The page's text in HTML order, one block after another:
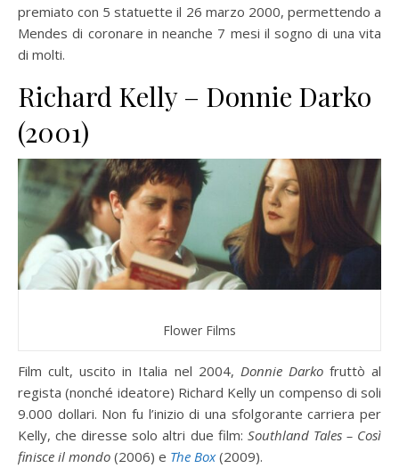
premiato con 5 statuette il 26 marzo 2000, permettendo a
Mendes di coronare in neanche 7 mesi il sogno di una vita
di molti.
Richard Kelly – Donnie Darko
(2001)
Flower Films
Film cult, uscito in Italia nel 2004, Donnie Darkofruttò al
regista (nonché ideatore) Richard Kelly un compenso di soli
9.000 dollari. Non fu l’inizio di una sfolgorante carriera per
Kelly, che diresse solo altri due film: Southland Tales – Così
finisce il mondo (2006) e The Box(2009).